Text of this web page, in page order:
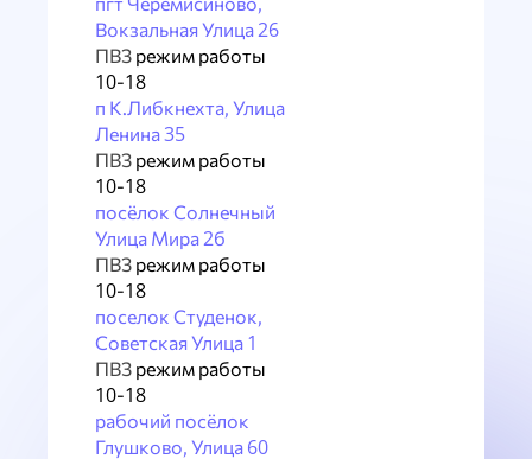
Вокзальная Улица 26
ПВЗ режим работы
10-18
п К.Либкнехта, Улица
Ленина 35
ПВЗ режим работы
10-18
посёлок Солнечный
Улица Мира 2б
ПВЗ режим работы
10-18
поселок Студенок,
Советская Улица 1
ПВЗ режим работы
10-18
рабочий посёлок
Глушково, Улица 60